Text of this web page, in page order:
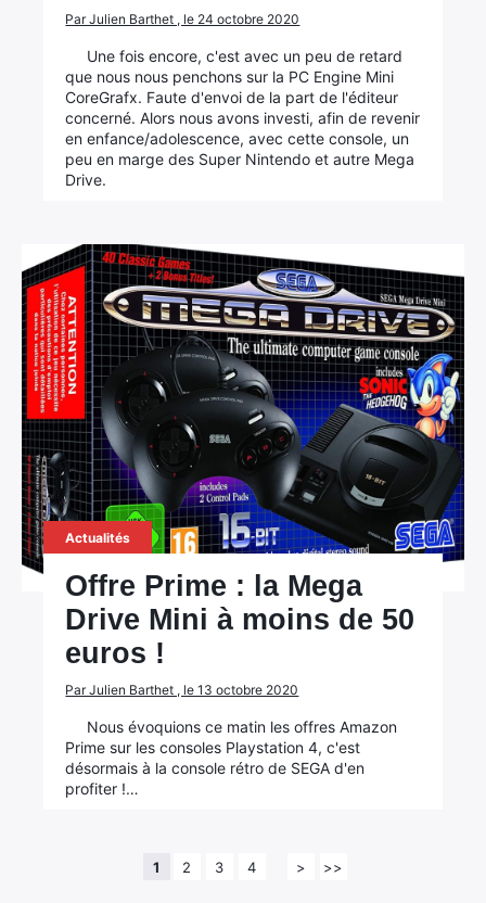
Par Julien Barthet , le 24 octobre 2020
Une fois encore, c'est avec un peu de retard
que nous nous penchons sur la PC Engine Mini
CoreGrafx. Faute d'envoi de la part de l'éditeur
concerné. Alors nous avons investi, afin de revenir
en enfance/adolescence, avec cette console, un
peu en marge des Super Nintendo et autre Mega
Drive.
Actualités
Offre Prime : la Mega
Drive Mini à moins de 50
euros !
Par Julien Barthet , le 13 octobre 2020
Nous évoquions ce matin les offres Amazon
Prime sur les consoles Playstation 4, c'est
désormais à la console rétro de SEGA d'en
profiter !…
1 2 3 4 > >>